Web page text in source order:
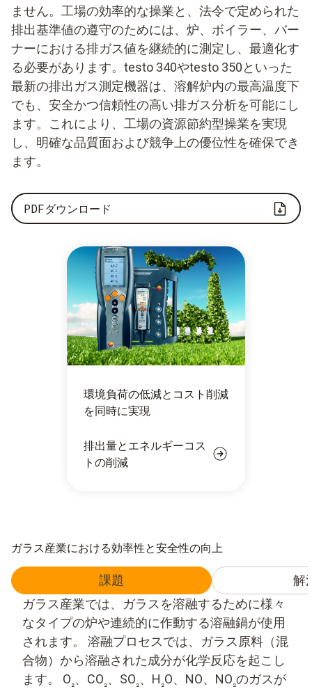
ません。工場の効率的な操業と、法令で定められた
排出基準値の遵守のためには、炉、ボイラー、バー
ナーにおける排ガス値を継続的に測定し、最適化す
る必要があります。testo 340やtesto 350といった
最新の排出ガス測定機器は、溶解炉内の最高温度下
でも、安全かつ信頼性の高い排ガス分析を可能にし
ます。これにより、工場の資源節約型操業を実現
し、明確な品質面および競争上の優位性を確保でき
ます。
PDFダウンロード
環境負荷の低減とコスト削減
を同時に実現
排出量とエネルギーコス
トの削減
ガラス産業における効率性と安全性の向上
課題 解
ガラス産業では、ガラスを溶融するために様々
なタイプの炉や連続的に作動する溶融鍋が使用
されます。 溶融プロセスでは、ガラス原料（混
合物）から溶融された成分が化学反応を起こし
ます。 O₂、CO₂、SO₂、H₂O、NO、NO₂のガスが